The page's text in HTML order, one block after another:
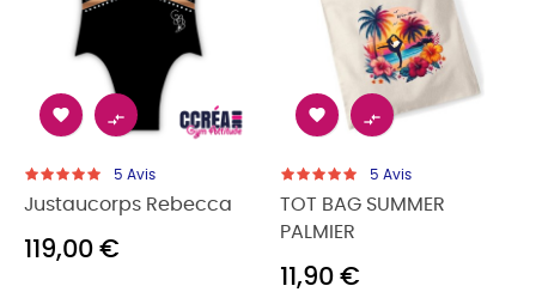
 
5 Avis
Justaucorps Rebecca
119,00 €
 
5 Avis
TOT BAG SUMMER
PALMIER
11,90 €